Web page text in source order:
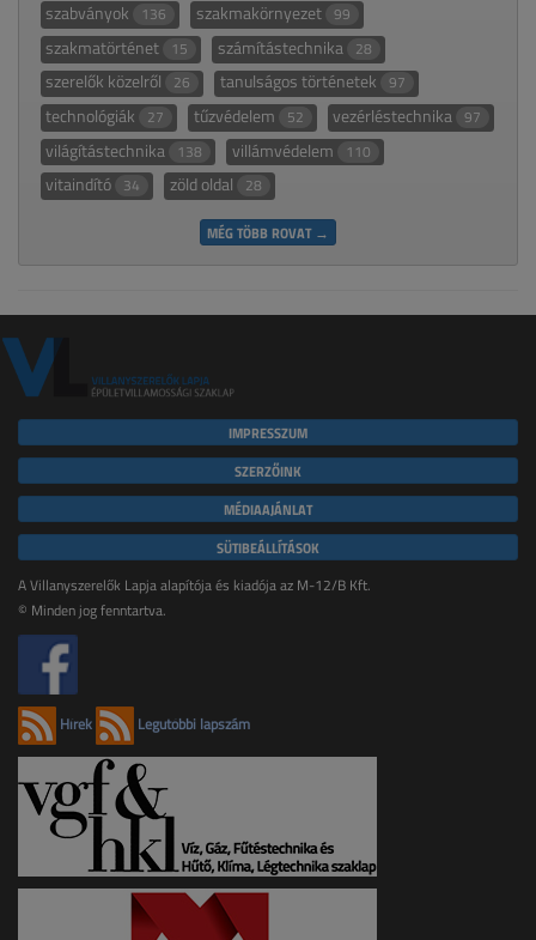
szabványok 136 szakmakörnyezet 99
szakmatörténet 15 számítástechnika 28
szerelők közelről 26 tanulságos történetek 97
technológiák 27 tűzvédelem 52 vezérléstechnika 97
világítástechnika 138 villámvédelem 110
vitaindító 34 zöld oldal 28
MÉG TÖBB ROVAT →
IMPRESSZUM
SZERZŐINK
MÉDIAAJÁNLAT
SÜTIBEÁLLÍTÁSOK
A Villanyszerelők Lapja alapítója és kiadója az M-12/B Kft.
© Minden jog fenntartva.
Hírek Legutóbbi lapszám